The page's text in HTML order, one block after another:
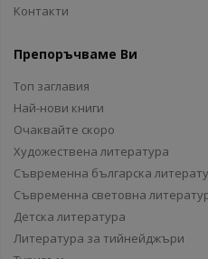
Контакти
Препоръчваме Ви
Топ заглавия
Най-нови книги
Очаквайте скоро
Художествена литература
Съвременна българска
Съвременна световна
Детска литература
Литература за тийнейджъри